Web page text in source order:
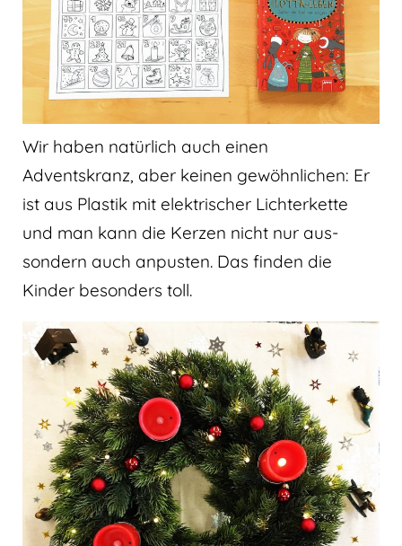
Wir haben natürlich auch einen
Adventskranz, aber keinen gewöhnlichen: Er
ist aus Plastik mit elektrischer Lichterkette
und man kann die Kerzen nicht nur aus-
sondern auch anpusten. Das finden die
Kinder besonders toll.